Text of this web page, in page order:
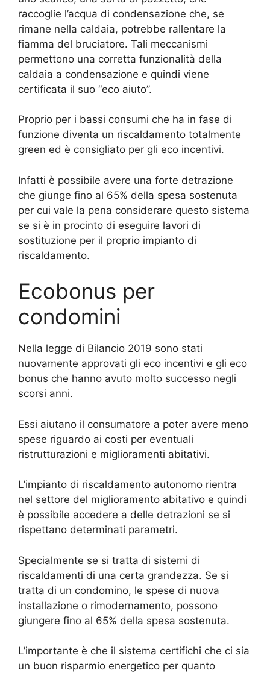
raccoglie l’acqua di condensazione che, se
rimane nella caldaia, potrebbe rallentare la
fiamma del bruciatore. Tali meccanismi
permettono una corretta funzionalità della
caldaia a condensazione e quindi viene
certificata il suo “eco aiuto”.
Proprio per i bassi consumi che ha in fase di
funzione diventa un riscaldamento totalmente
green ed è consigliato per gli eco incentivi.
Infatti è possibile avere una forte detrazione
che giunge fino al 65% della spesa sostenuta
per cui vale la pena considerare questo sistema
se si è in procinto di eseguire lavori di
sostituzione per il proprio impianto di
riscaldamento.
Ecobonus per
condomini
Nella legge di Bilancio 2019 sono stati
nuovamente approvati gli eco incentivi e gli eco
bonus che hanno avuto molto successo negli
scorsi anni.
Essi aiutano il consumatore a poter avere meno
spese riguardo ai costi per eventuali
ristrutturazioni e miglioramenti abitativi.
L’impianto di riscaldamento autonomo rientra
nel settore del miglioramento abitativo e quindi
è possibile accedere a delle detrazioni se si
rispettano determinati parametri.
Specialmente se si tratta di sistemi di
riscaldamenti di una certa grandezza. Se si
tratta di un condomino, le spese di nuova
installazione o rimodernamento, possono
giungere fino al 65% della spesa sostenuta.
L’importante è che il sistema certifichi che ci sia
un buon risparmio energetico per quanto